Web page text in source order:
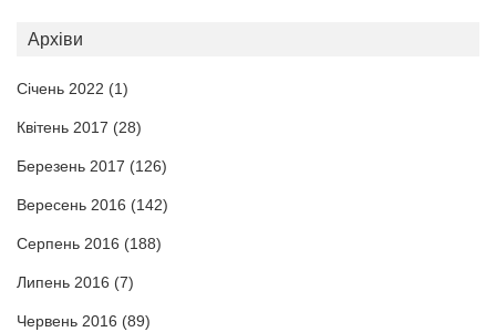
Архіви
Січень 2022 (1)
Квітень 2017 (28)
Березень 2017 (126)
Вересень 2016 (142)
Серпень 2016 (188)
Липень 2016 (7)
Червень 2016 (89)